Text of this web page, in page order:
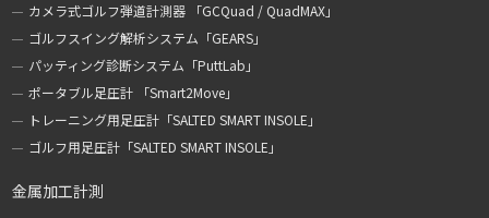
カメラ式ゴルフ弾道計測器 「GCQuad / QuadMAX」
ゴルフスイング解析システム「GEARS」
パッティング診断システム「PuttLab」
ポータブル足圧計 「Smart2Move」
トレーニング用足圧計「SALTED SMART INSOLE」
ゴルフ用足圧計「SALTED SMART INSOLE」
金属加工計測